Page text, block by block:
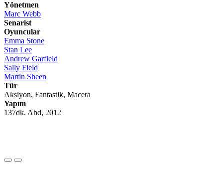
Yönetmen
Marc Webb
Senarist
Oyuncular
Emma Stone
Stan Lee
Andrew Garfield
Sally Field
Martin Sheen
Tür
Aksiyon, Fantastik, Macera
Yapım
137dk. Abd, 2012